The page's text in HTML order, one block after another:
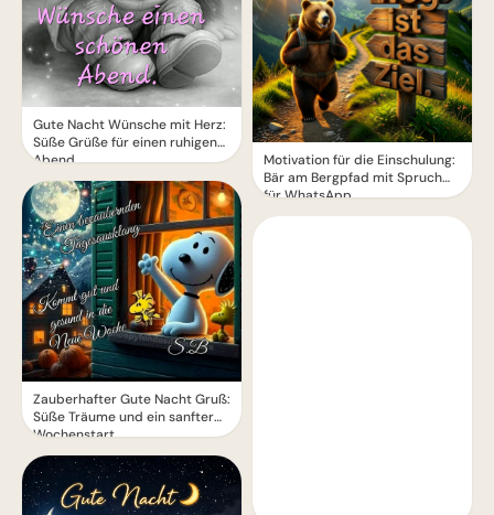
Gute Nacht Wünsche mit Herz:
Süße Grüße für einen ruhigen
Abend
Zauberhafter Gute Nacht Gruß:
Süße Träume und ein sanfter
Wochenstart
Motivation für die Einschulung:
Bär am Bergpfad mit Spruch
für WhatsApp